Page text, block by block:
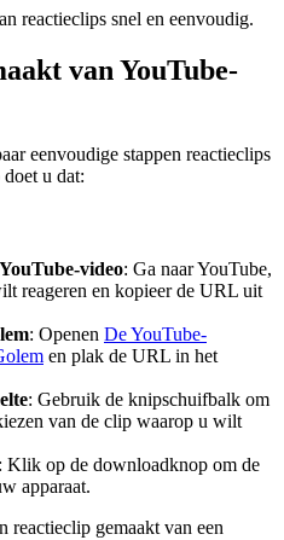
reactieclips snel en eenvoudig.
van YouTube-
eenvoudige stappen reactieclips
u dat:
video: Ga naar YouTube,
reageren en kopieer de URL uit
: Openen De YouTube-
en plak de URL in het
: Gebruik de knipschuifbalk om
van de clip waarop u wilt
: Klik op de downloadknop om de
apparaat.
reactieclip gemaakt van een